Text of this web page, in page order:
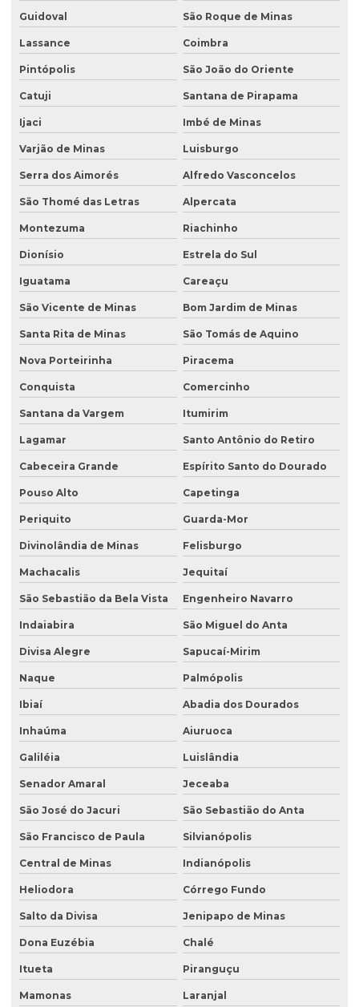
Guidoval São Roque de Minas
Lassance Coimbra
Pintópolis São João do Oriente
Catuji Santana de Pirapama
Ijaci Imbé de Minas
Varjão de Minas Luisburgo
Serra dos Aimorés Alfredo Vasconcelos
São Thomé das Letras Alpercata
Montezuma Riachinho
Dionísio Estrela do Sul
Iguatama Careaçu
São Vicente de Minas Bom Jardim de Minas
Santa Rita de Minas São Tomás de Aquino
Nova Porteirinha Piracema
Conquista Comercinho
Santana da Vargem Itumirim
Lagamar Santo Antônio do Retiro
Cabeceira Grande Espírito Santo do Dourado
Pouso Alto Capetinga
Periquito Guarda-Mor
Divinolândia de Minas Felisburgo
Machacalis Jequitaí
São Sebastião da Bela Vista Engenheiro Navarro
Indaiabira São Miguel do Anta
Divisa Alegre Sapucaí-Mirim
Naque Palmópolis
Ibiaí Abadia dos Dourados
Inhaúma Aiuruoca
Galiléia Luislândia
Senador Amaral Jeceaba
São José do Jacuri São Sebastião do Anta
São Francisco de Paula Silvianópolis
Central de Minas Indianópolis
Heliodora Córrego Fundo
Salto da Divisa Jenipapo de Minas
Dona Euzébia Chalé
Itueta Piranguçu
Mamonas Laranjal